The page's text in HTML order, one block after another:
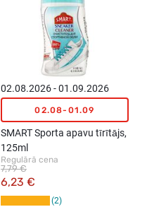
02.08.2026 - 01.09.2026
02.08-01.09
SMART Sporta apavu tīrītājs,
125ml
Regulārā cena
6,23 €
7,79 €
2